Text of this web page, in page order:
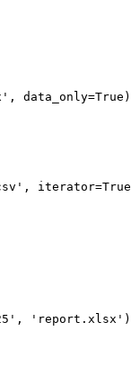
#
'report.xlsx')